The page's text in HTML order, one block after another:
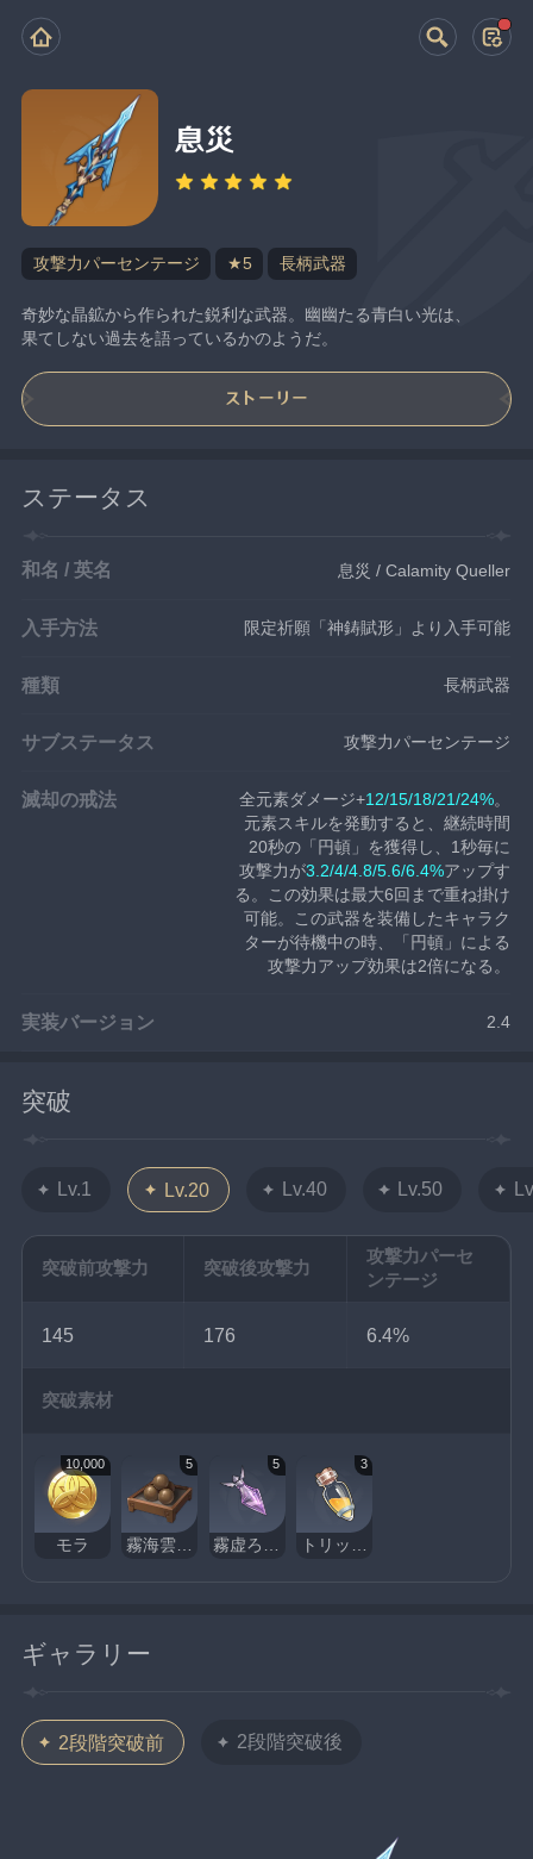
息災
攻撃力パーセンテージ ★5 長柄武器
奇妙な晶鉱から作られた鋭利な武器。幽幽たる青白い光は、
果てしない過去を語っているかのようだ。
ストーリー
ステータス
和名 / 英名 息災 / Calamity Queller
入手方法 限定祈願「神鋳賦形」より入手可能
種類 長柄武器
サブステータス 攻撃力パーセンテージ
滅却の戒法 全元素ダメージ+12/15/18/21/24%。
元素スキルを発動すると、継続時間
20秒の「円頓」を獲得し、1秒毎に
攻撃力が3.2/4/4.8/5.6/6.4%アップす
る。この効果は最大6回まで重ね掛け
可能。この武器を装備したキャラク
ターが待機中の時、「円頓」による
攻撃力アップ効果は2倍になる。
実装バージョン 2.4
突破
Lv.1 Lv.20 Lv.40 Lv.50
突破前攻撃力 突破後攻撃力
攻撃力パーセ
ンテージ
145 176 6.4%
突破素材
10,000
モラ
5
霧海雲間の鉛丹
5
霧虚ろの花粉
3
トリックフラワーの蜜
ギャラリー
2段階突破前 2段階突破後